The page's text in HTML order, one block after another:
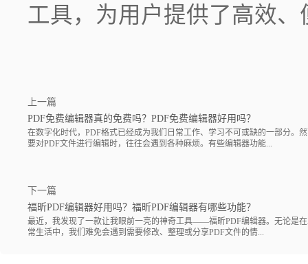
工具，为用户提供了高效
上一篇
PDF免费编辑器真的免费吗？PDF免费编辑器好用吗？
在数字化时代，PDF格式已经成为我们日常工作、学习不可或缺的一部分。
要对PDF文件进行编辑时，往往会遇到各种麻烦。有些编辑器功能...
下一篇
福昕PDF编辑器好用吗？福昕PDF编辑器有哪些功能？
最近，我发现了一款让我眼前一亮的神奇工具——福昕PDF编辑器。无论是
常生活中，我们难免会遇到需要修改、整理或分享PDF文件的情...